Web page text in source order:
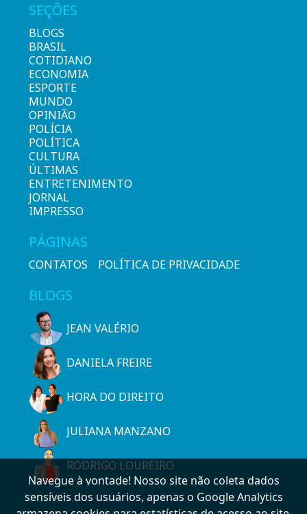
SEÇÕES
BLOGS
BRASIL
COTIDIANO
ECONOMIA
ESPORTE
MUNDO
OPINIÃO
POLÍCIA
POLÍTICA
CULTURA
ÚLTIMAS
ENTRETENIMENTO
JORNAL
IMPRESSO
PÁGINAS
CONTATOS POLÍTICA DE PRIVACIDADE
BLOGS
JEAN VALÉRIO
DANIELA FREIRE
HORA DO DIREITO
JULIANA MANZANO
RODRIGO LOUREIRO
Navegue à vontade! Nosso site não coleta dados
sensíveis dos usuários, apenas o Google Analytics